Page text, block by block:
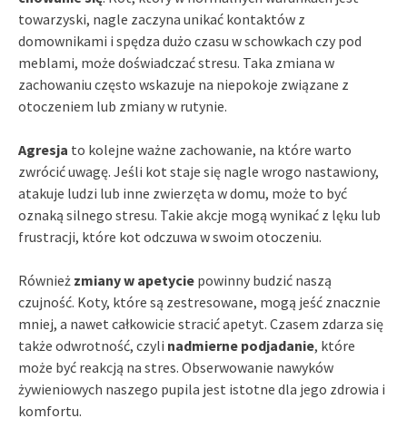
towarzyski, nagle zaczyna unikać kontaktów z
domownikami i spędza dużo czasu w schowkach czy pod
meblami, może doświadczać stresu. Taka zmiana w
zachowaniu często wskazuje na niepokoje związane z
otoczeniem lub zmiany w rutynie.
Agresja to kolejne ważne zachowanie, na które warto
zwrócić uwagę. Jeśli kot staje się nagle wrogo nastawiony,
atakuje ludzi lub inne zwierzęta w domu, może to być
oznaką silnego stresu. Takie akcje mogą wynikać z lęku lub
frustracji, które kot odczuwa w swoim otoczeniu.
Również zmiany w apetycie powinny budzić naszą
czujność. Koty, które są zestresowane, mogą jeść znacznie
mniej, a nawet całkowicie stracić apetyt. Czasem zdarza się
także odwrotność, czyli nadmierne podjadanie, które
może być reakcją na stres. Obserwowanie nawyków
żywieniowych naszego pupila jest istotne dla jego zdrowia i
komfortu.